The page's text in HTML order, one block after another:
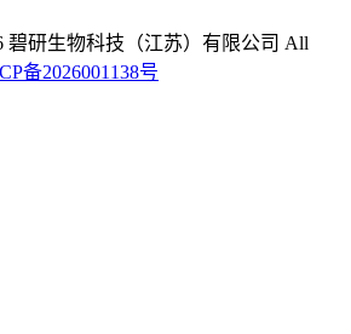
碧研生物科技（江苏）有限公司 All
备2026001138号